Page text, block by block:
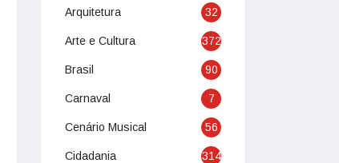
Arquitetura 32
Arte e Cultura 372
Brasil 90
Carnaval 7
Cenário Musical 56
Cidadania 314